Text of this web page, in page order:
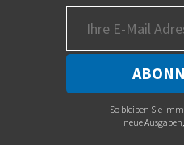
So bleiben Sie
neue